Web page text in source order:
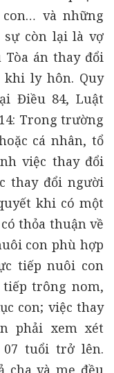
và những
sự còn lại là vợ
Tòa án thay đổi
ly hôn. Quy
Điều 84, Luật
Trong trường
cá nhân, tổ
việc thay đổi
thay đổi người
khi có một
thỏa thuận về
con phù hợp
tiếp nuôi con
trông nom,
con; việc thay
phải xem xét
tuổi trở lên.
cha và mẹ đều